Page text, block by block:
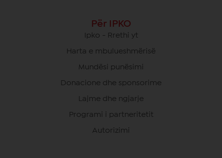
Për IPKO
Ipko - Rrethi yt
Harta e mbulueshmërisë
Mundësi punësimi
Donacione dhe sponsorime
Lajme dhe ngjarje
Programi i partneritetit
Autorizimi